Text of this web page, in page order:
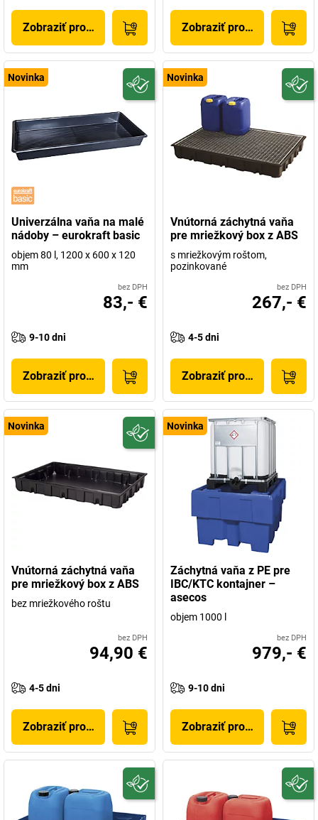
Zobraziť produkt Zobraziť produkt
Novinka
Univerzálna vaňa na malé
nádoby – eurokraft basic
objem 80 l, 1200 x 600 x 120
mm
bez DPH
83,- €
9-10 dni
Zobraziť produkt
Novinka
Vnútorná záchytná vaňa
pre mriežkový box z ABS
s mriežkovým roštom,
pozinkované
bez DPH
267,- €
4-5 dni
Zobraziť produkt
Novinka
Vnútorná záchytná vaňa
pre mriežkový box z ABS
bez mriežkového roštu
bez DPH
94,90 €
4-5 dni
Zobraziť produkt
Novinka
Záchytná vaňa z PE pre
IBC/KTC kontajner –
asecos
objem 1000 l
bez DPH
979,- €
9-10 dni
Zobraziť produkt